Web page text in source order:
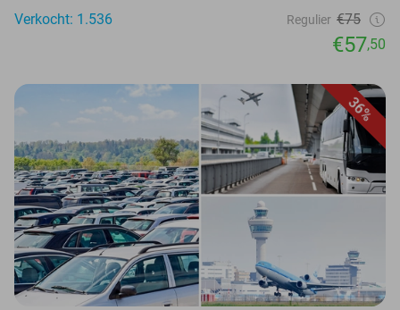
Verkocht: 1.536
Regulier €75
€57,50
36%